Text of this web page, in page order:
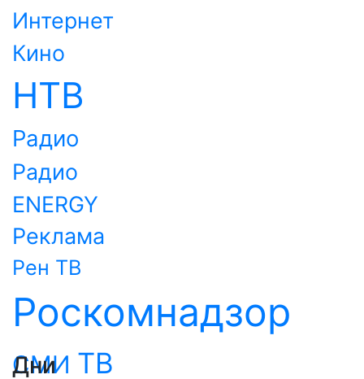
Интернет
Кино
НТВ
Радио
Радио
ENERGY
Реклама
Рен ТВ
Роскомнадзор
СМИ ТВ
Дни